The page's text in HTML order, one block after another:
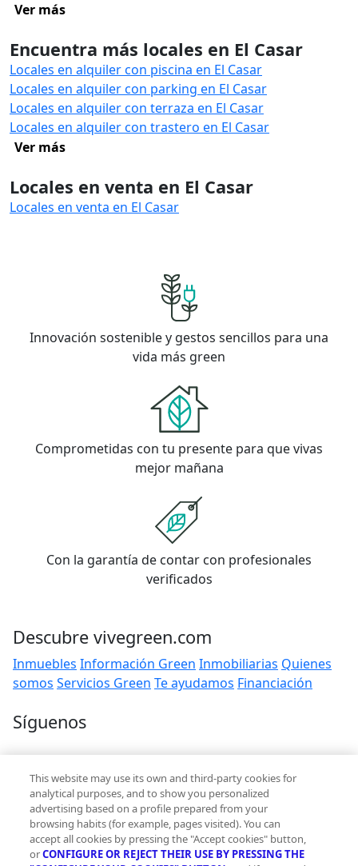
Ver más
Encuentra más locales en El Casar
Locales en alquiler con piscina en El Casar
Locales en alquiler con parking en El Casar
Locales en alquiler con terraza en El Casar
Locales en alquiler con trastero en El Casar
Ver más
Locales en venta en El Casar
Locales en venta en El Casar
Innovación sostenible y gestos sencillos para una
vida más green
Comprometidas con tu presente para que vivas
mejor mañana
Con la garantía de contar con profesionales
verificados
Descubre vivegreen.com
Inmuebles Información Green Inmobiliarias Quienes
somos Servicios Green Te ayudamos Financiación
Síguenos
Contacto
hola@vivegreen.com
This website may use its own and third-party cookies for
analytical purposes, and to show you personalized
advertising based on a profile prepared from your
browsing habits (for example, pages visited). You can
accept all cookies by pressing the "Accept cookies" button,
orCONFIGURE OR REJECT THEIR USE BY PRESSING THE